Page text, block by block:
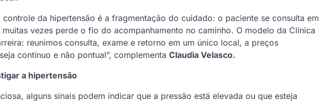
da hipertensão é a fragmentação do cuidado: o paciente se consulta em
vezes perde o fio do acompanhamento no caminho. O modelo da Clínica
reunimos consulta, exame e retorno em um único local, a preços
contínuo e não pontual”, complementa Claudia Velasco.
a hipertensão
alguns sinais podem indicar que a pressão está elevada ou que esteja